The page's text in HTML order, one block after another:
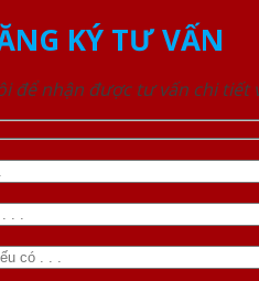
KÝ TƯ VẤN
để nhận được tư vấn chi tiết